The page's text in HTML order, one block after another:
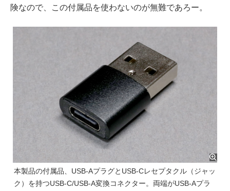
険なので、この付属品を使わないのが無難であろー。
本製品の付属品、USB-AプラグとUSB-Cレセプタクル（ジャッ
ク）を持つUSB-C/USB-A変換コネクター。両端がUSB-Aプラ